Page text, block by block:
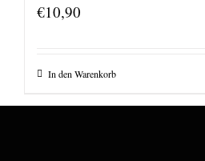
€10,90
In den Warenkorb